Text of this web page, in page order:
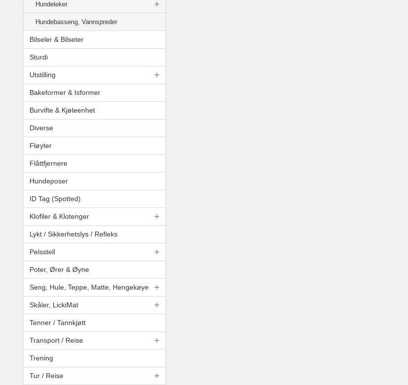
Hundeleker
Hundebasseng, Vannspreder
Bilseler & Bilseter
Sturdi
Utstilling
Bakeformer & Isformer
Burvifte & Kjøleenhet
Diverse
Fløyter
Flåttfjernere
Hundeposer
ID Tag (Spotted)
Klofiler & Klotenger
Lykt / Sikkerhetslys / Refleks
Pelsstell
Poter, Ører & Øyne
Seng, Hule, Teppe, Matte, Hengekøye
Skåler, LickiMat
Tenner / Tannkjøtt
Transport / Reise
Trening
Tur / Reise